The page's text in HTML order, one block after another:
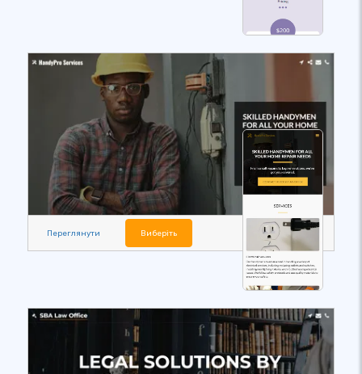
Переглянути Виберіть